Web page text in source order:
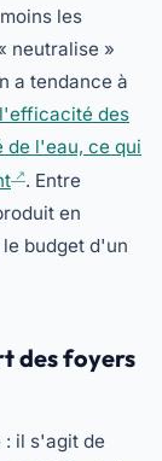
les
neutralise »
a tendance à
des
de l'eau, ce qui
. Entre
en
budget d'un
des foyers
: il s'agit de